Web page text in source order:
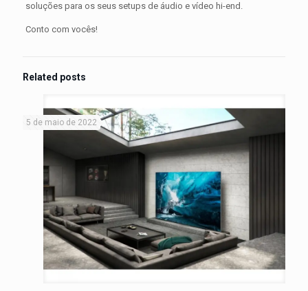
soluções para os seus setups de áudio e vídeo hi-end.
Conto com vocês!
Related posts
5 de maio de 2022